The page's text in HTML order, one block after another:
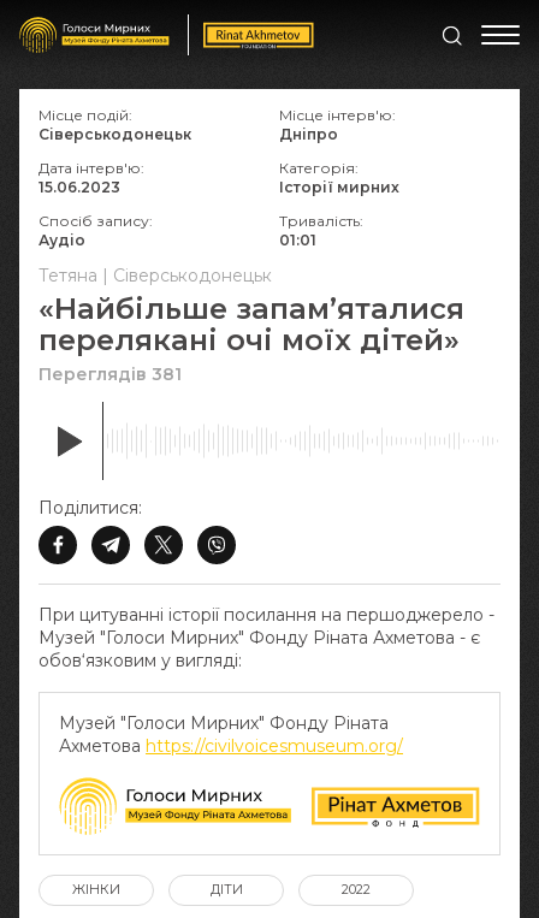
Тетяна | Сіверськодонецьк
«Найбільше запам’яталися
перелякані очі моїх дітей»
Переглядів 381
При цитуванні історії посилання на першоджерело -
Музей "Голоси Мирних" Фонду Ріната Ахметова - є
обов‘язковим у вигляді:
Музей "Голоси Мирних" Фонду Ріната
Ахметова https://civilvoicesmuseum.org/
Поділитися:
Місце подій:
Сіверськодонецьк
Місце інтерв'ю:
Дніпро
Дата інтерв'ю:
15.06.2023
Категорія:
Історії мирних
Спосіб запису:
Аудіо
Тривалість:
01:01
ЖІНКИ ДІТИ 2022